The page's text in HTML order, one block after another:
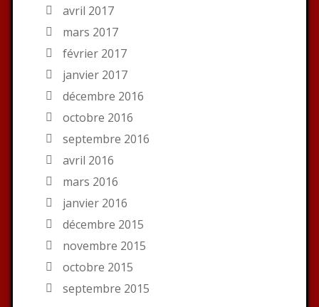
avril 2017
mars 2017
février 2017
janvier 2017
décembre 2016
octobre 2016
septembre 2016
avril 2016
mars 2016
janvier 2016
décembre 2015
novembre 2015
octobre 2015
septembre 2015